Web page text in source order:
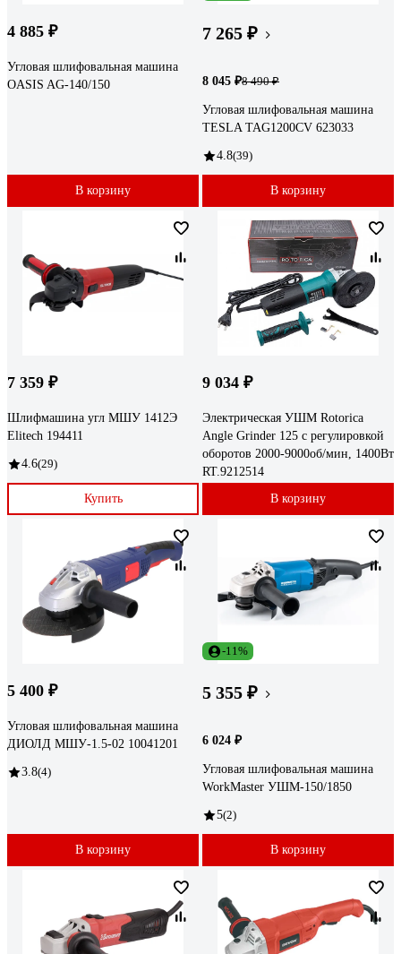
4 885 ₽
Угловая шлифовальная машина
OASIS AG-140/150
В корзину
7 265 ₽
8 045 ₽8 490 ₽
Угловая шлифовальная машина
TESLA TAG1200CV 623033
4.8(39)
В корзину
7 359 ₽
Шлифмашина угл МШУ 1412Э
Elitech 194411
4.6(29)
Купить
9 034 ₽
Электрическая УШМ Rotorica
Angle Grinder 125 с регулировкой
оборотов 2000-9000об/мин, 1400Вт
RT.9212514
В корзину
5 400 ₽
Угловая шлифовальная машина
ДИОЛД МШУ-1.5-02 10041201
3.8(4)
В корзину
-11%
5 355 ₽
6 024 ₽
Угловая шлифовальная машина
WorkMaster УШМ-150/1850
5(2)
В корзину